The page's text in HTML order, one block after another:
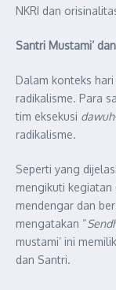
NKRI dan
Santri Mustami’
Dalam konteks
radikalisme. Para
tim eksekusi dawuh
radikalisme.
Seperti yang
mengikuti kegiatan
mendengar dan
mengatakan “
mustami’ ini
dan Santri.